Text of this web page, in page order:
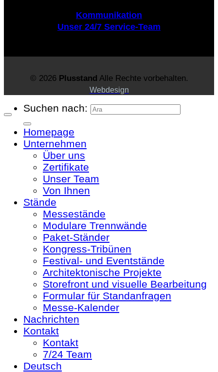
Kommunikation
Unser 24/7 Service-Team
© 2026 Plusstand Alle Rechte vorbehalten.
Webdesign
Suchen nach:
Homepage
Unternehmen
Über uns
Zertifikate
Unser Team
Von Ihnen
Stände
Messestände
Modulare Trennwände
Paket-Ständer
Kongress-Tribünen
Festival- und Eventstände
Architektonische Projekte
Storefront und visuelle Bearbeitung
Formular für Standanfragen
Messe-Kalender
Nachrichten
Kontakt
Kontakt
7/24 Team
Deutsch